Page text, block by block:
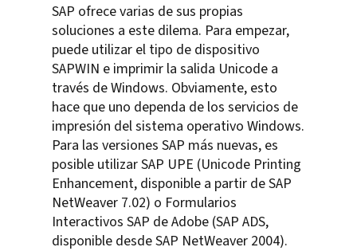
SAP ofrece varias de sus propias
soluciones a este dilema. Para empezar,
puede utilizar el tipo de dispositivo
SAPWIN e imprimir la salida Unicode a
través de Windows. Obviamente, esto
hace que uno dependa de los servicios de
impresión del sistema operativo Windows.
Para las versiones SAP más nuevas, es
posible utilizar SAP UPE (Unicode Printing
Enhancement, disponible a partir de SAP
NetWeaver 7.02) o Formularios
Interactivos SAP de Adobe (SAP ADS,
disponible desde SAP NetWeaver 2004).